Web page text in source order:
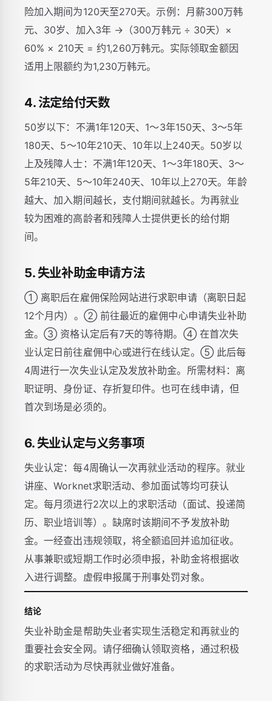
险加入期间为120天至270天。示例：月薪300万韩
元、30岁、加入3年 →（300万韩元 ÷ 30天）×
60% × 210天 = 约1,260万韩元。实际领取金额因
适用上限额约为1,230万韩元。
4. 法定给付天数
50岁以下：不满1年120天、1～3年150天、3～5年
180天、5～10年210天、10年以上240天。50岁以
上及残障人士：不满1年120天、1～3年180天、3～
5年210天、5～10年240天、10年以上270天。年龄
越大、加入期间越长，支付期间就越长。为再就业
较为困难的高龄者和残障人士提供更长的给付期
间。
5. 失业补助金申请方法
① 离职后在雇佣保险网站进行求职申请（离职日起
12个月内）。② 前往最近的雇佣中心申请失业补助
金。③ 资格认定后有7天的等待期。④ 在首次失
业认定日前往雇佣中心或进行在线认定。⑤ 此后每
4周进行一次失业认定及发放补助金。所需材料：离
职证明、身份证、存折复印件。也可在线申请，但
首次到场是必须的。
6. 失业认定与义务事项
失业认定：每4周确认一次再就业活动的程序。就业
讲座、Worknet求职活动、参加面试等均可获认
定。每月须进行2次以上的求职活动（面试、投递简
历、职业培训等）。缺席时该期间不予发放补助
金。一经查出违规领取，将全额追回并追加征收。
从事兼职或短期工作时必须申报，补助金将根据收
入进行调整。虚假申报属于刑事处罚对象。
结论
失业补助金是帮助失业者实现生活稳定和再就业的
重要社会安全网。请仔细确认领取资格，通过积极
的求职活动为尽快再就业做好准备。